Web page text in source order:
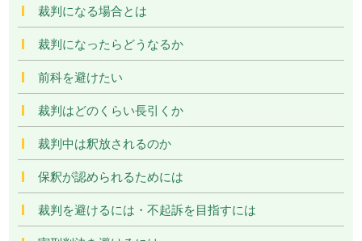
裁判になる場合とは
裁判になったらどうなるか
前科を避けたい
裁判はどのくらい長引くか
裁判中は釈放されるのか
保釈が認められるためには
裁判を避けるには・不起訴を目指すには